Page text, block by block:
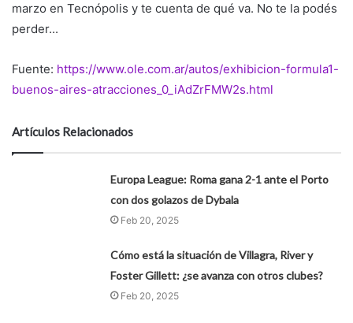
marzo en Tecnópolis y te cuenta de qué va. No te la podés
perder...
Fuente: https://www.ole.com.ar/autos/exhibicion-formula1-
buenos-aires-atracciones_0_iAdZrFMW2s.html
Artículos Relacionados
Europa League: Roma gana 2-1 ante el Porto
con dos golazos de Dybala
Feb 20, 2025
Cómo está la situación de Villagra, River y
Foster Gillett: ¿se avanza con otros clubes?
Feb 20, 2025